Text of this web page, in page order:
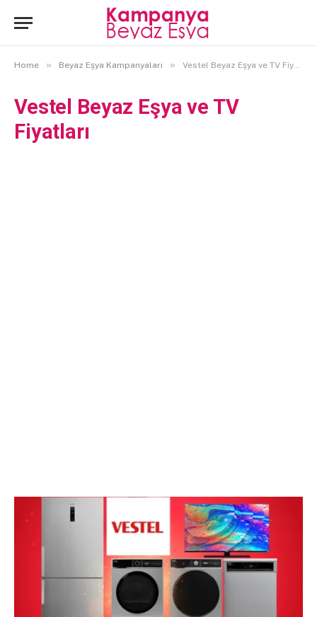
Home » Beyaz Eşya Kampanyaları » Vestel Beyaz Eşya ve TV Fiyatları
Vestel Beyaz Eşya ve TV
Fiyatları